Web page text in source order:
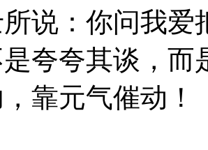
说：你问我爱
夸夸其谈，
靠元气催动！